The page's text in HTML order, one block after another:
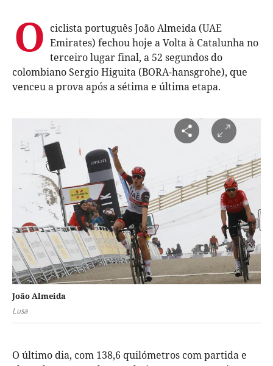
O ciclista português João Almeida (UAE
Emirates) fechou hoje a Volta à Catalunha no
terceiro lugar final, a 52 segundos do
colombiano Sergio Higuita (BORA-hansgrohe), que
venceu a prova após a sétima e última etapa.
João Almeida
Lusa
O último dia, com 138,6 quilómetros com partida e